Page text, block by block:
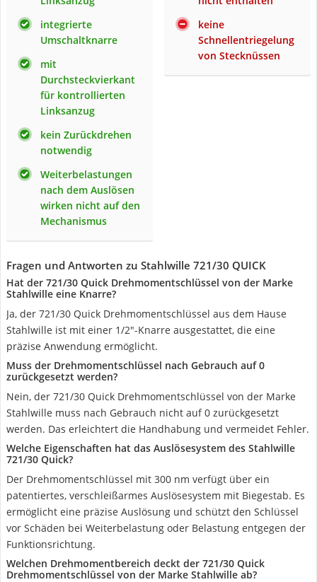
integrierte
Umschaltknarre
mit
Durchsteckvierkant
für kontrollierten
Linksanzug
kein Zurückdrehen
notwendig
Weiterbelastungen
nach dem Auslösen
wirken nicht auf den
Mechanismus
keine
Schnellentriegelung
von Stecknüssen
Fragen und Antworten zu Stahlwille 721/30 QUICK
Hat der 721/30 Quick Drehmomentschlüssel von der Marke
Stahlwille eine Knarre?
Ja, der 721/30 Quick Drehmomentschlüssel aus dem Hause
Stahlwille ist mit einer 1/2"-Knarre ausgestattet, die eine
präzise Anwendung ermöglicht.
Muss der Drehmomentschlüssel nach Gebrauch auf 0
zurückgesetzt werden?
Nein, der 721/30 Quick Drehmomentschlüssel von der Marke
Stahlwille muss nach Gebrauch nicht auf 0 zurückgesetzt
werden. Das erleichtert die Handhabung und vermeidet Fehler.
Welche Eigenschaften hat das Auslösesystem des Stahlwille
721/30 Quick?
Der Drehmomentschlüssel mit 300 nm verfügt über ein
patentiertes, verschleißarmes Auslösesystem mit Biegestab. Es
ermöglicht eine präzise Auslösung und schützt den Schlüssel
vor Schäden bei Weiterbelastung oder Belastung entgegen der
Funktionsrichtung.
Welchen Drehmomentbereich deckt der 721/30 Quick
Drehmomentschlüssel von der Marke Stahlwille ab?